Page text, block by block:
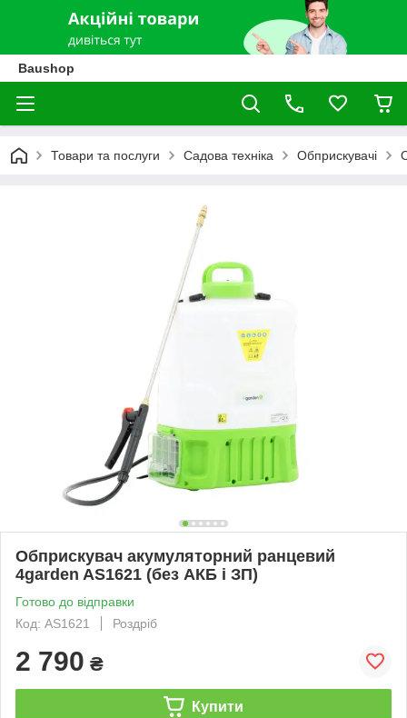
Baushop
Товари та послуги Садова техніка Обприскувачі
Обприскувач акумуляторний ранцевий
4garden AS1621 (без АКБ і ЗП)
Готово до відправки
Код: AS1621
Роздріб
2 790 ₴
Купити